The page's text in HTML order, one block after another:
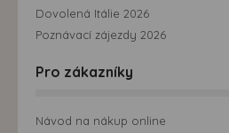
Dovolená Itálie 2026
Poznávací zájezdy 2026
Pro zákazníky
Návod na nákup online